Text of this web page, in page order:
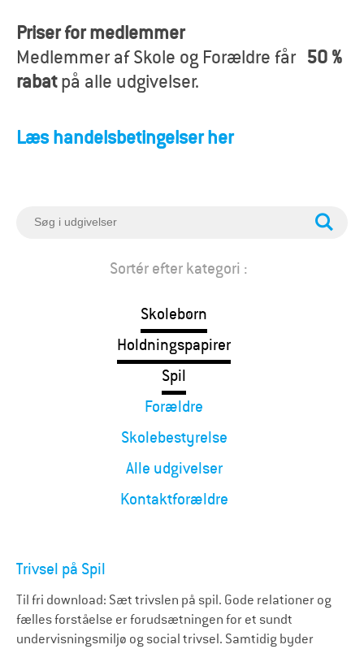
r
æ
d
e
Priser for medlemmer
Medlemmer af Skole og Forældre får 50 %
rabatpå alle udgivelser.
Læs handelsbetingelser her
S
Sortér efter kategori :
Skolebørn
Holdningspapirer
Spil
Forældre
Skolebestyrelse
Alle udgivelser
Kontaktforældre
Trivsel på Spil
Til fri download: Sæt trivslen på spil. Gode relationer og
fælles forståelse er forudsætningen for et sundt
undervisningsmiljø og social trivsel. Samtidig byder